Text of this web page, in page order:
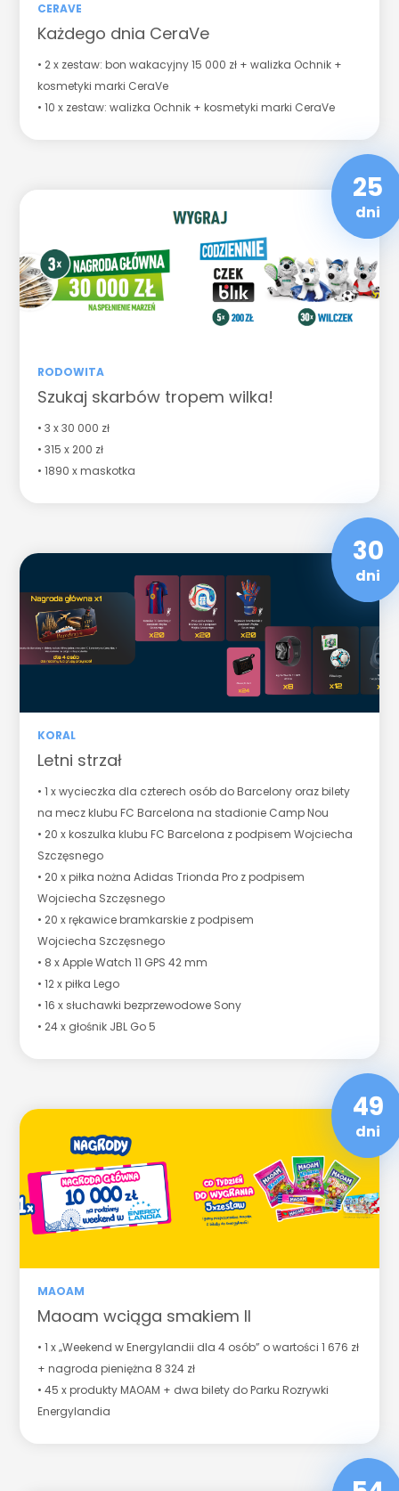
CERAVE
Każdego dnia CeraVe
• 2 x zestaw: bon wakacyjny 15 000 zł + walizka Ochnik +
kosmetyki marki CeraVe
• 10 x zestaw: walizka Ochnik + kosmetyki marki CeraVe
RODOWITA
Szukaj skarbów tropem wilka!
• 3 x 30 000 zł
• 315 x 200 zł
• 1890 x maskotka
25
dni
KORAL
Letni strzał
• 1 x wycieczka dla czterech osób do Barcelony oraz bilety
na mecz klubu FC Barcelona na stadionie Camp Nou
• 20 x koszulka klubu FC Barcelona z podpisem Wojciecha
Szczęsnego
• 20 x piłka nożna Adidas Trionda Pro z podpisem
Wojciecha Szczęsnego
• 20 x rękawice bramkarskie z podpisem
Wojciecha Szczęsnego
• 8 x Apple Watch 11 GPS 42 mm
• 12 x piłka Lego
• 16 x słuchawki bezprzewodowe Sony
• 24 x głośnik JBL Go 5
30
dni
MAOAM
Maoam wciąga smakiem II
• 1 x „Weekend w Energylandii dla 4 osób” o wartości 1 676 zł
+ nagroda pieniężna 8 324 zł
• 45 x produkty MAOAM + dwa bilety do Parku Rozrywki
Energylandia
49
dni